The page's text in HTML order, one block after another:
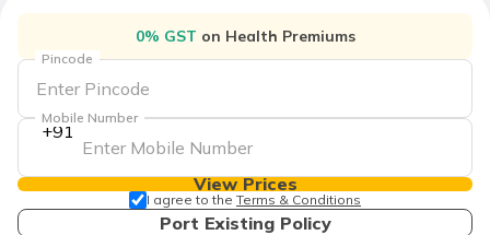
0% GST on Health Premiums
Pincode
+91
Mobile Number
View Prices
I agree to the Terms & Conditions
Port Existing Policy